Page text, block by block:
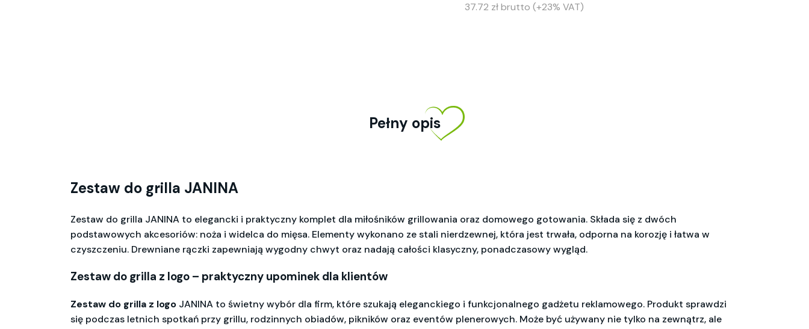
37.72 zł brutto (+23% VAT)
Pełny opis
Zestaw do grilla JANINA
Zestaw do grilla JANINA to elegancki i praktyczny komplet dla miłośników grillowania oraz domowego gotowania. Składa się z dwóch
podstawowych akcesoriów: noża i widelca do mięsa. Elementy wykonano ze stali nierdzewnej, która jest trwała, odporna na korozję i łatwa w
czyszczeniu. Drewniane rączki zapewniają wygodny chwyt oraz nadają całości klasyczny, ponadczasowy wygląd.
Zestaw do grilla z logo – praktyczny upominek dla klientów
Zestaw do grilla z logo JANINA to świetny wybór dla firm, które szukają eleganckiego i funkcjonalnego gadżetu reklamowego. Produkt sprawdzi
się podczas letnich spotkań przy grillu, rodzinnych obiadów, pikników oraz eventów plenerowych. Może być używany nie tylko na zewnątrz, ale